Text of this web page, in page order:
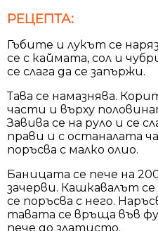
РЕЦЕПТА:
Гъбите и лукът се
се с каймата, сол и
се слага да се запържи.
Тава се намазнява.
части и върху
Завива се на руло и се
прави и с останалата
поръсва с малко олио.
Баницата се пече на
зачерви. Кашкавалът
се поръсва с него.
тавата се връща във
пече до златисто.